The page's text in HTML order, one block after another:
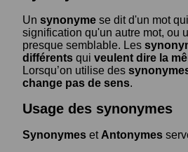
Un synonyme se dit d'un mot
signification qu'un autre mot, ou
presque semblable. Les
différents qui veulent dire la
Lorsqu’on utilise des
change pas de sens.
Usage des synonymes
Synonymes et Antonymes